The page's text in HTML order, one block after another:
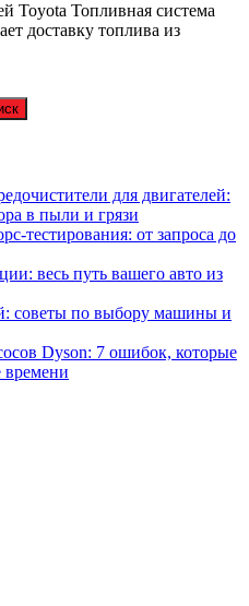
Toyota Топливная система
доставку топлива из
для двигателей:
в пыли и грязи
от запроса до
весь путь вашего авто из
советы по выбору машины и
Dyson: 7 ошибок, которые
времени